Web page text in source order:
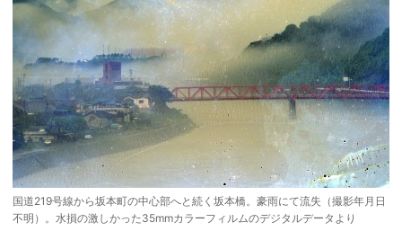
国道219号線から坂本町の中心部へと続く坂本橋。豪雨にて流失（撮影年月日
不明）。水損の激しかった35mmカラーフィルムのデジタルデータより